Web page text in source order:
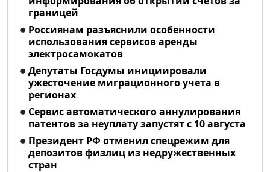
границей
Россиянам разъяснили особенности
использования сервисов аренды
электросамокатов
Депутаты Госдумы инициировали
ужесточение миграционного учета в
регионах
Сервис автоматического аннулирования
патентов за неуплату запустят с 10 августа
Президент РФ отменил спецрежим для
депозитов физлиц из недружественных
стран